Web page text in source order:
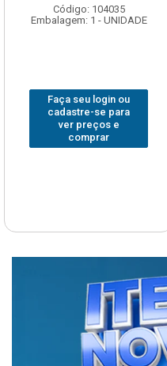
Código: 104043
Embalagem: 1 - UNIDADE
Faça seu login ou
cadastre-se para
ver preços e
comprar